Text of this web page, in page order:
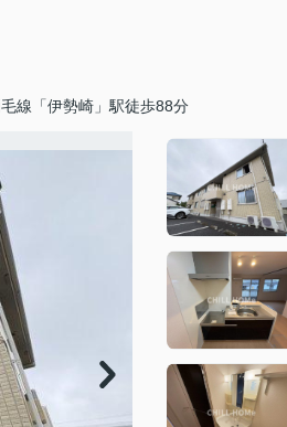
線「伊勢崎」駅徒歩88分